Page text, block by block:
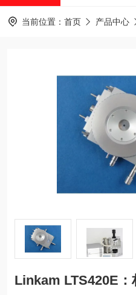
当前位置： 首页 产品中心
Linkam LTS420E